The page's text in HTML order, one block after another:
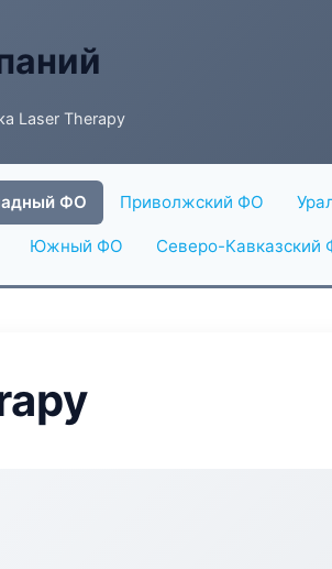
Laser Therapy
ФО Приволжский ФО
Южный ФО Северо-Кавказский